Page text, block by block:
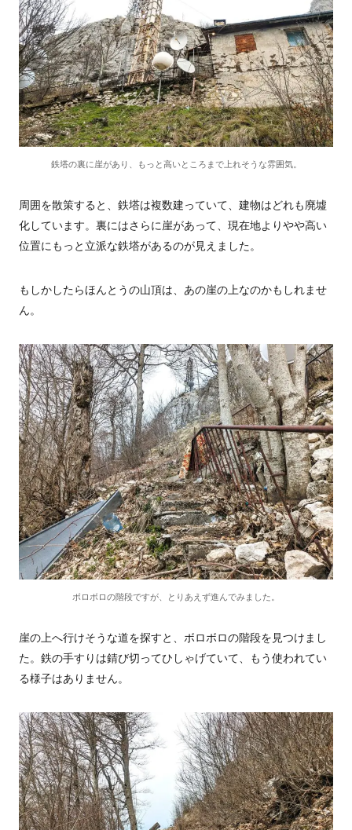
鉄塔の裏に崖があり、もっと高いところまで上れそうな雰囲気。
周囲を散策すると、鉄塔は複数建っていて、建物はどれも廃墟
化しています。裏にはさらに崖があって、現在地よりやや高い
位置にもっと立派な鉄塔があるのが見えました。
もしかしたらほんとうの山頂は、あの崖の上なのかもしれませ
ん。
ボロボロの階段ですが、とりあえず進んでみました。
崖の上へ行けそうな道を探すと、ボロボロの階段を見つけまし
た。鉄の手すりは錆び切ってひしゃげていて、もう使われてい
る様子はありません。